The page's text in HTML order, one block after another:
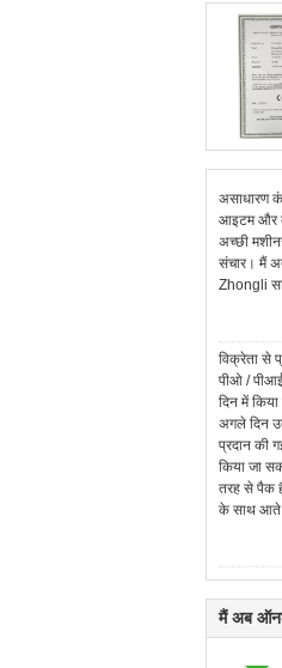
असाधारण
आइटम और
अच्छी
संचार। मैं
Zhongli
विक्रेता से
पीओ /
दिन में
अगले दिन
प्रदान की
किया जा
तरह से पैक
के साथ आते
मैं अब